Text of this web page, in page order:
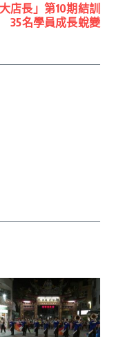
大店長」第10期結訓
35名學員成長蛻變